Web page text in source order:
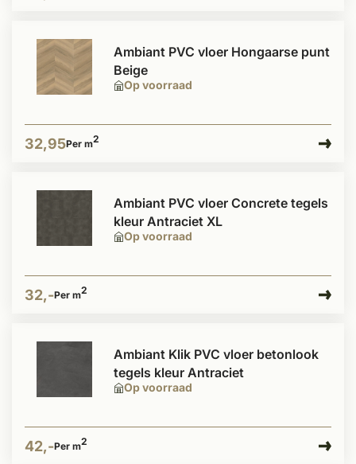
Op voorraad
Ambiant PVC vloer Hongaarse punt
Beige
32,95Per m2
Op voorraad
Ambiant PVC vloer Concrete tegels
kleur Antraciet XL
32,-Per m2
Op voorraad
Ambiant Klik PVC vloer betonlook
tegels kleur Antraciet
42,-Per m2